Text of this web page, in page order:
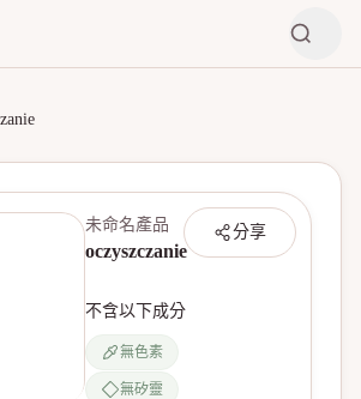
分享
未命名產品
oczyszczanie
不含以下成分
無色素
無矽靈